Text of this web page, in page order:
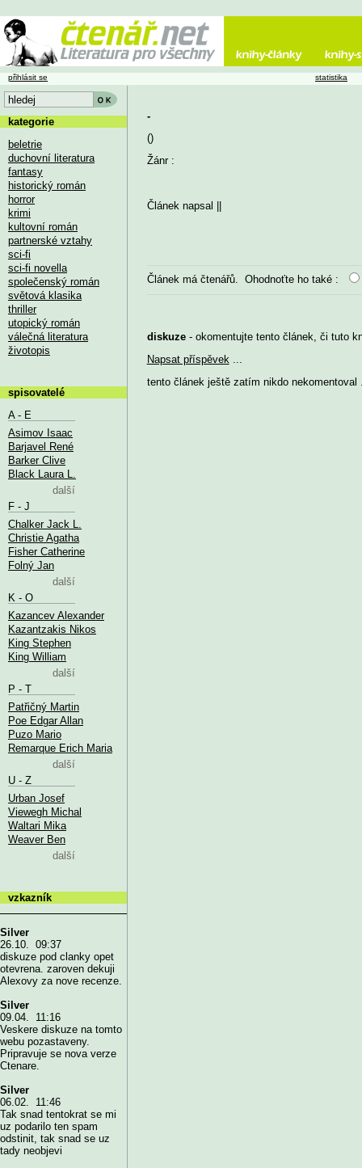
-
()
Žánr :
Článek napsal
Článek má čtenářů. Ohodnoťte ho také :
diskuze- okomentujte tento článek, či tuto
Napsat příspěvek
tento článek ještě zatím nikdo nekomentoval
přihlásit se statistika
kategorie
beletrie
duchovní literatura
fantasy
historický román
horror
krimi
kultovní román
partnerské vztahy
sci-fi
sci-fi novella
společenský román
světová klasika
thriller
utopický román
válečná literatura
životopis
spisovatelé
A - E
Asimov Isaac
Barjavel René
Barker Clive
Black Laura L.
další
F - J
Chalker Jack L.
Christie Agatha
Fisher Catherine
Folný Jan
další
K - O
Kazancev Alexander
Kazantzakis Nikos
King Stephen
King William
další
P - T
Patřičný Martin
Poe Edgar Allan
Puzo Mario
Remarque Erich Maria
další
U - Z
Urban Josef
Viewegh Michal
Waltari Mika
Weaver Ben
další
vzkazník
Silver
26.10. 09:37
diskuze pod clanky opet
otevrena. zaroven dekuji
Alexovy za nove recenze.
Silver
09.04. 11:16
Veskere diskuze na tomto
webu pozastaveny.
Pripravuje se nova verze
Ctenare.
Silver
06.02. 11:46
Tak snad tentokrat se mi
uz podarilo ten spam
odstinit, tak snad se uz
tady neobjevi